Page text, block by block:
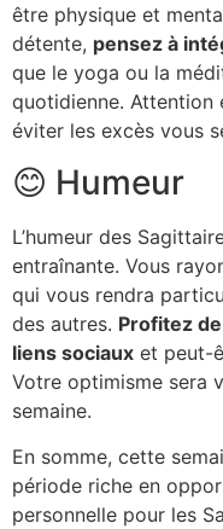
être physique et
détente, pensez à
que le yoga ou la
quotidienne. Attention
éviter les excès vous
😊 Humeur
L’humeur des
entraînante. Vous
qui vous rendra
des autres. Profitez
liens sociaux et peut-
Votre optimisme sera
semaine.
En somme, cette
période riche en
personnelle pour les